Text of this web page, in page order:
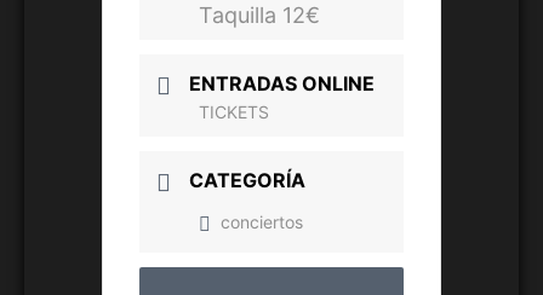
Taquilla 12€
ENTRADAS ONLINE
TICKETS
CATEGORÍA
conciertos